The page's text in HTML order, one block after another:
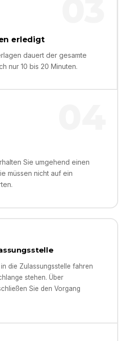
erledigt
dauert der gesamte
nur 10 bis 20 Minuten.
Sie umgehend einen
müssen nicht auf ein
die Zulassungsstelle fahren
stehen. Über
Sie den Vorgang